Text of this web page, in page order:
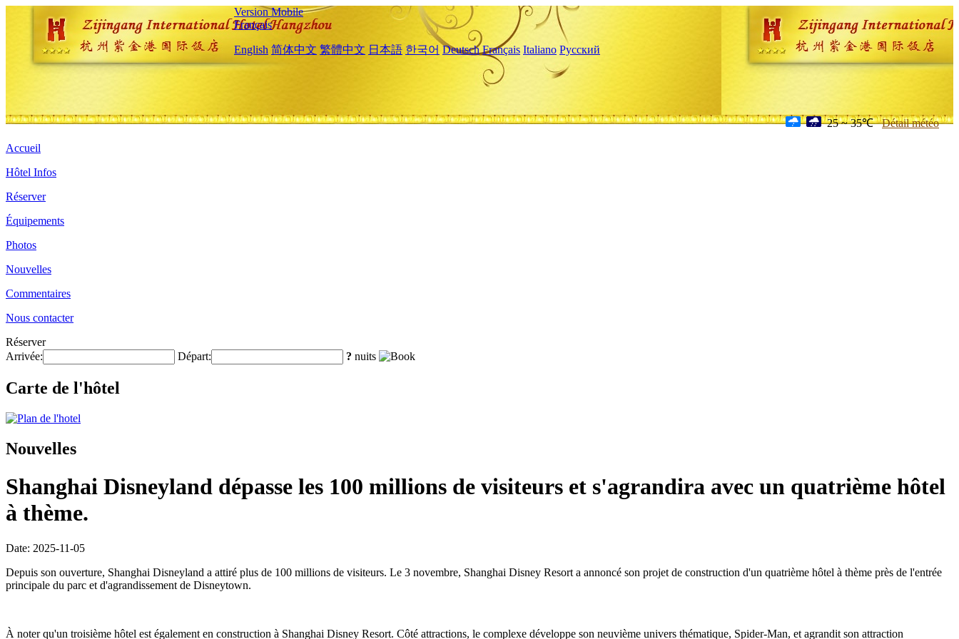
Version Mobile
Français
English 简体中文 繁體中文 日本語 한국어 Deutsch Français Italiano Русский
25 ~ 35℃ Détail météo
Accueil
Hôtel Infos
Réserver
Équipements
Photos
Nouvelles
Commentaires
Nous contacter
Réserver
Arrivée:
Départ: ? nuits
Carte de l'hôtel
Nouvelles
Shanghai Disneyland dépasse les 100 millions de visiteurs et s'agrandira avec un quatrième hôtel
à thème.
Date: 2025-11-05
Depuis son ouverture, Shanghai Disneyland a attiré plus de 100 millions de visiteurs. Le 3 novembre, Shanghai Disney Resort a annoncé son projet de construction d'un quatrième hôtel à thème près de l'entrée
principale du parc et d'agrandissement de Disneytown.
À noter qu'un troisième hôtel est également en construction à Shanghai Disney Resort. Côté attractions, le complexe développe son neuvième univers thématique, Spider-Man, et agrandit son attraction